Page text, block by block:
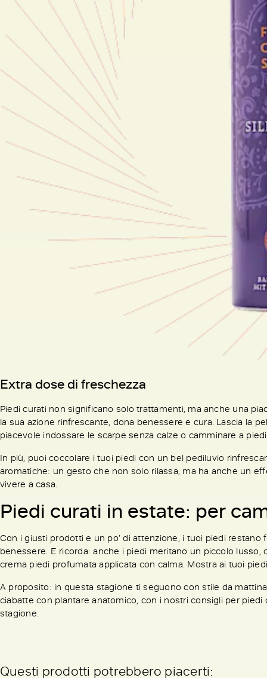
Extra dose di freschezza
Piedi curati non significano solo trattamenti, ma anche una
la sua azione rinfrescante, dona benessere e cura. Lascia la
piacevole indossare le scarpe senza calze o camminare a
In più, puoi coccolare i tuoi piedi con un bel pediluvio
aromatiche: un gesto che non solo rilassa, ma ha anche un
vivere a casa.
Piedi curati in estate: per
Con i giusti prodotti e un po’ di attenzione, i tuoi piedi
benessere. E ricorda: anche i piedi meritano un piccolo
crema piedi profumata applicata con calma. Mostra ai tuoi
A proposito: in questa stagione ti seguono con stile da
ciabatte con plantare anatomico, con i nostri consigli per
stagione.
Questi prodotti potrebbero piacerti: